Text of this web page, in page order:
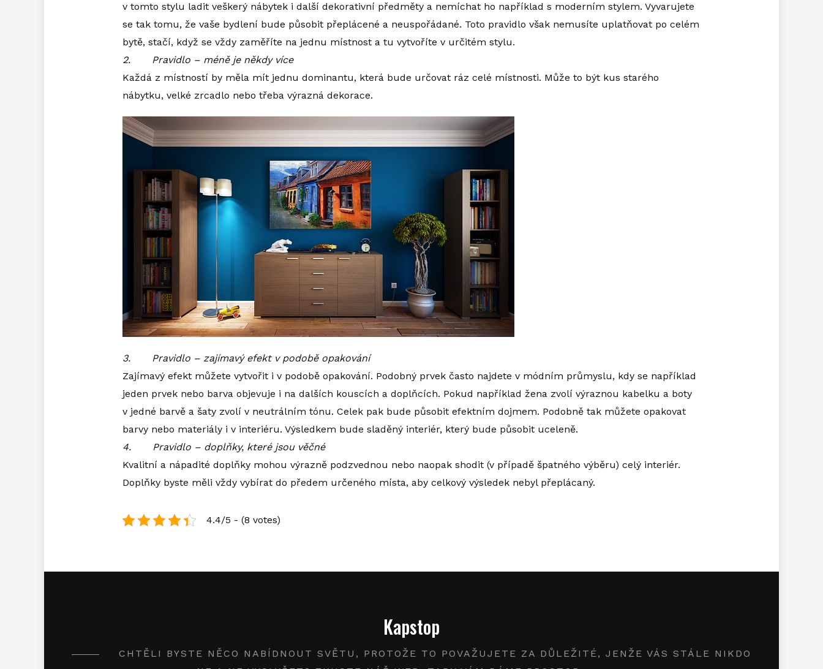
v tomto stylu ladit veškerý nábytek i další dekorativní předměty a nemíchat ho například s moderním stylem. Vyvarujete
se tak tomu, že vaše bydlení bude působit přeplácené a neuspořádané. Toto pravidlo však nemusíte uplatňovat po celém
bytě, stačí, když se vždy zaměříte na jednu místnost a tu vytvoříte v určitém stylu.
2. Pravidlo – méně je někdy více
Každá z místností by měla mít jednu dominantu, která bude určovat ráz celé místnosti. Může to být kus starého
nábytku, velké zrcadlo nebo třeba výrazná dekorace.
3. Pravidlo – zajímavý efekt v podobě opakování
Zajímavý efekt můžete vytvořit i v podobě opakování. Podobný prvek často najdete v módním průmyslu, kdy se například
jeden prvek nebo barva objevuje i na dalších kouscích a doplňcích. Pokud například žena zvolí výraznou kabelku a boty
v jedné barvě a šaty zvolí v neutrálním tónu. Celek pak bude působit efektním dojmem. Podobně tak můžete opakovat
barvy nebo materiály i v interiéru. Výsledkem bude sladěný interiér, který bude působit uceleně.
4. Pravidlo – doplňky, které jsou věčné
Kvalitní a nápadité doplňky mohou výrazně podzvednou nebo naopak shodit (v případě špatného výběru) celý interiér.
Doplňky byste měli vždy vybírat do předem určeného místa, aby celkový výsledek nebyl přeplácaný.
4.4/5 - (8 votes)
Kapstop
CHTĚLI BYSTE NĚCO NABÍDNOUT SVĚTU, PROTOŽE TO POVAŽUJETE ZA DŮLEŽITÉ, JENŽE VÁS STÁLE NIKDO